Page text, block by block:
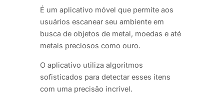
É um aplicativo móvel que permite aos
usuários escanear seu ambiente em
busca de objetos de metal, moedas e até
metais preciosos como ouro.
O aplicativo utiliza algoritmos
sofisticados para detectar esses itens
com uma precisão incrível.